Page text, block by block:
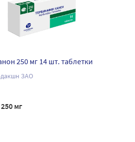
250 мг 14 шт. таблетки
ЗАО
мг